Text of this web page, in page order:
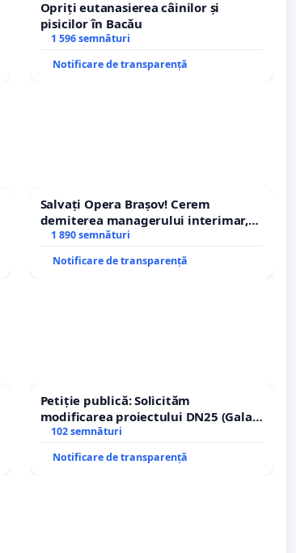
Opriți eutanasierea câinilor și
pisicilor în Bacău
1 596 semnături
Notificare de transparență
Salvați Opera Brașov! Cerem
demiterea managerului interimar,
Petrean Lucian-Marius!
1 890 semnături
Notificare de transparență
Petiție publică: Solicităm
modificarea proiectului DN25 (Galați
– Hanu Conachi) prin devierea
102 semnături
Notificare de transparență